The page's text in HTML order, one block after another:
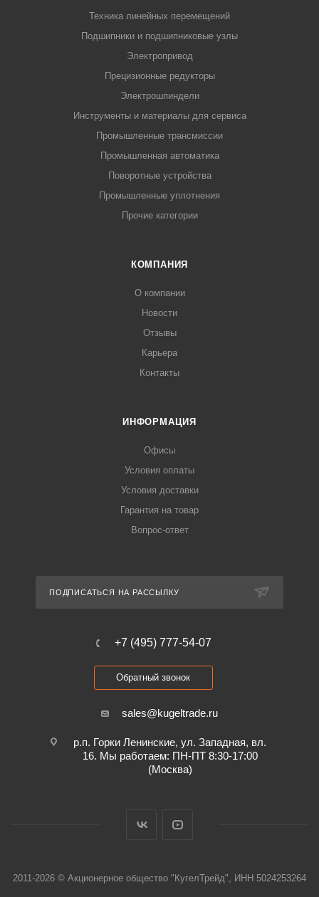
Техника линейных перемещений
Подшипники и подшипниковые узлы
Электропривод
Прецизионные редукторы
Электрошпиндели
Инструменты и материалы для сервиса
Промышленные трансмиссии
Промышленная автоматика
Поворотные устройства
Промышленные уплотнения
Прочие категории
КОМПАНИЯ
О компании
Новости
Отзывы
Карьера
Контакты
ИНФОРМАЦИЯ
Офисы
Условия оплаты
Условия доставки
Гарантия на товар
Вопрос-ответ
ПОДПИСАТЬСЯ НА РАССЫЛКУ
+7 (495) 777-54-07
Обратный звонок
sales@kugeltrade.ru
р.п. Горки Ленинские, ул. Западная, вл.
16. Мы работаем: ПН-ПТ 8:30-17:00
(Москва)
2011-2026 © Акционерное общество "КугелТрейд", ИНН 5024253264